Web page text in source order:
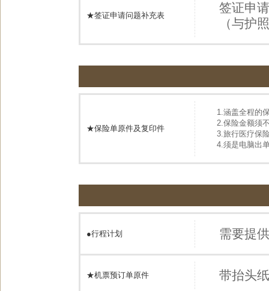
★签证申请问题补充表
签证申
（与护
★保险单原件及复印件
1.涵盖全程的保
2.保险金额须不
3.旅行医疗保
4.须是电脑出
●行程计划 需要提
★机票预订单原件 带抬头